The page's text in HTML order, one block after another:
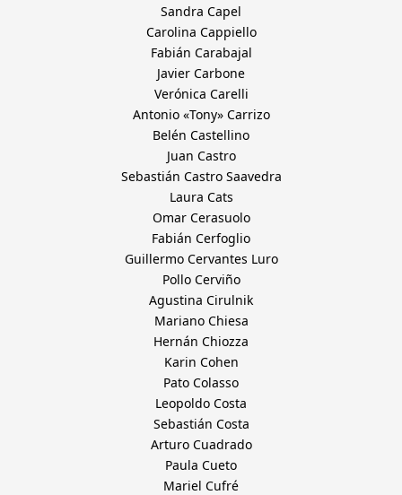
Sandra Capel
Carolina Cappiello
Fabián Carabajal
Javier Carbone
Verónica Carelli
Antonio «Tony» Carrizo
Belén Castellino
Juan Castro
Sebastián Castro Saavedra
Laura Cats
Omar Cerasuolo
Fabián Cerfoglio
Guillermo Cervantes Luro
Pollo Cerviño
Agustina Cirulnik
Mariano Chiesa
Hernán Chiozza
Karin Cohen
Pato Colasso
Leopoldo Costa
Sebastián Costa
Arturo Cuadrado
Paula Cueto
Mariel Cufré